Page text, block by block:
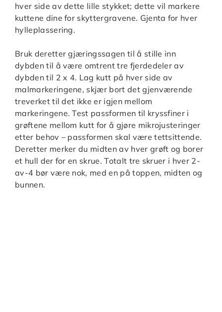
hver side av dette lille stykket; dette vil markere
kuttene dine for skyttergravene. Gjenta for hver
hylleplassering.
Bruk deretter gjæringssagen til å stille inn
dybden til å være omtrent tre fjerdedeler av
dybden til 2 x 4. Lag kutt på hver side av
malmarkeringene, skjær bort det gjenværende
treverket til det ikke er igjen mellom
markeringene. Test passformen til kryssfiner i
grøftene mellom kutt for å gjøre mikrojusteringer
etter behov – passformen skal være tettsittende.
Deretter merker du midten av hver grøft og borer
et hull der for en skrue. Totalt tre skruer i hver 2-
av-4 bør være nok, med en på toppen, midten og
bunnen.